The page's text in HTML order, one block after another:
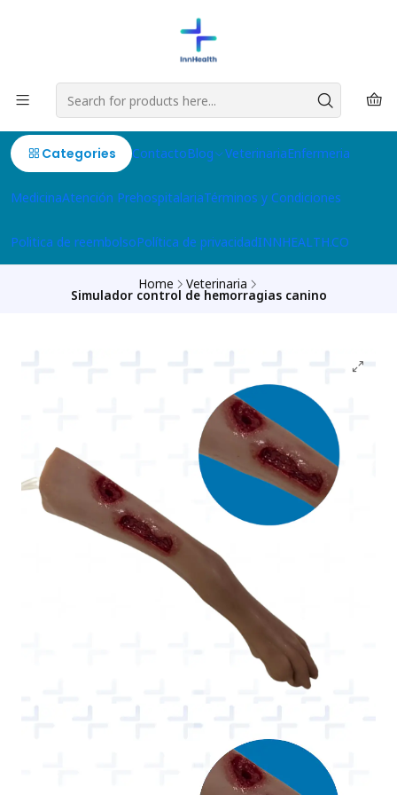
Categories ContactoBlog VeterinariaEnfermeria
MedicinaAtención PrehospitalariaTérminos y Condiciones
Politica de reembolsoPolítica de privacidadINNHEALTH.CO
Home Veterinaria
Simulador control de hemorragias canino